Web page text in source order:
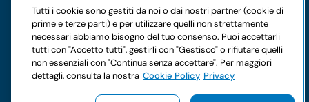
Note legali
Hai dei dubbi sul tuo prossimo noleggio?
Tutti i cookie sono gestiti da noi o dai nostri partner (cookie di
prime e terze parti) e per utilizzare quelli non strettamente
necessari abbiamo bisogno del tuo consenso. Puoi accettarli
tutti con "Accetto tutti", gestirli con "Gestisco" o rifiutare quelli
non essenziali con "Continua senza accettare". Per maggiori
dettagli, consulta la nostra Cookie Policy Privacy